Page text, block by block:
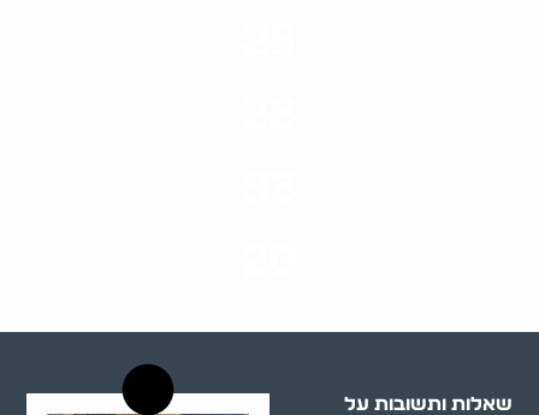
שאלות ותשובות על